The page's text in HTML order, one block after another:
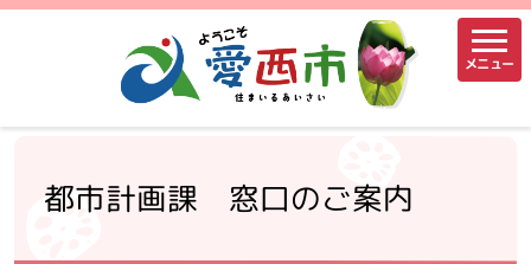
メニュー
都市計画課 窓口のご案内